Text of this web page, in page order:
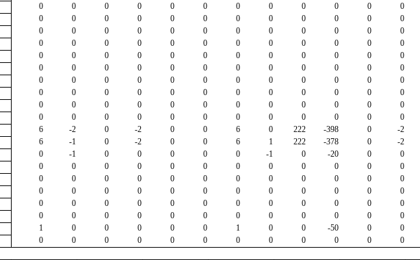
0 0 0 0 0 0 0 0 0 0 0 0
0 0 0 0 0 0 0 0 0 0 0 0
0 0 0 0 0 0 0 0 0 0 0 0
0 0 0 0 0 0 0 0 0 0 0 0
0 0 0 0 0 0 0 0 0 0 0 0
0 0 0 0 0 0 0 0 0 0 0 0
0 0 0 0 0 0 0 0 0 0 0 0
0 0 0 0 0 0 0 0 0 0 0 0
0 0 0 0 0 0 0 0 0 0 0 0
0 0 0 0 0 0 0 0 0 0 0 0
6 -2 0 -2 0 0 6 0 222 -398 0 -2
6 -1 0 -2 0 0 6 1 222 -378 0 -2
0 -1 0 0 0 0 0 -1 0 -20 0 0
0 0 0 0 0 0 0 0 0 0 0 0
0 0 0 0 0 0 0 0 0 0 0 0
0 0 0 0 0 0 0 0 0 0 0 0
0 0 0 0 0 0 0 0 0 0 0 0
0 0 0 0 0 0 0 0 0 0 0 0
1 0 0 0 0 0 1 0 0 -50 0 0
0 0 0 0 0 0 0 0 0 0 0 0